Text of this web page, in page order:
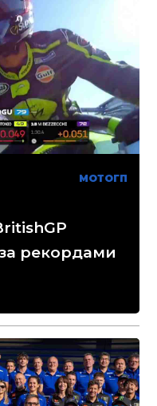
МОТОГП
рекордами